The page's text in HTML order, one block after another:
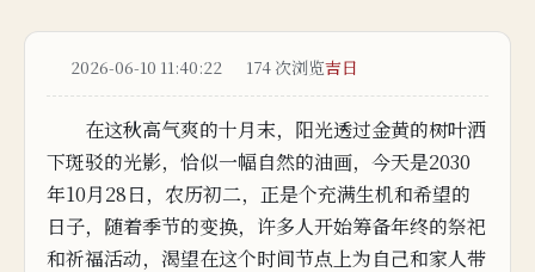
2026-06-10 11:40:22 174 次浏览吉日
在这秋高气爽的十月末，阳光透过金黄的树叶洒
下斑驳的光影，恰似一幅自然的油画， 今天是2030
年10月28日，农历初二，正是个充满生机和希望的
日子， 随着季节的变换，许多人开始筹备年终的祭祀
和祈福活动，渴望在这个时间节点上为自己和家人带